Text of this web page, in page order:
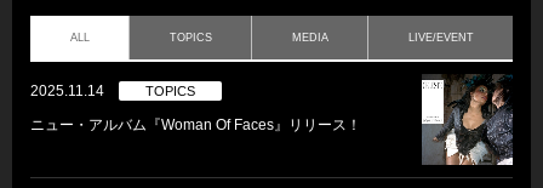
ALL TOPICS MEDIA LIVE/EVENT
2025.11.14 TOPICS
ニュー・アルバム『Woman Of Faces』リリース！